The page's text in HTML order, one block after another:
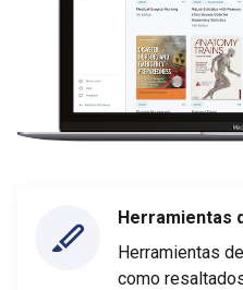
Herramientas
Herramientas
como